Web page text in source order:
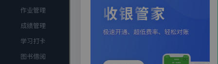
作业管理
成绩管理
学习打卡
图书借阅